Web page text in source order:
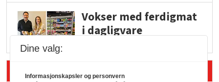
Vokser med ferdigmat
i dagligvare
Siste artikler - Butikk i praksis
Dine valg:
Informasjonskapsler og personvern